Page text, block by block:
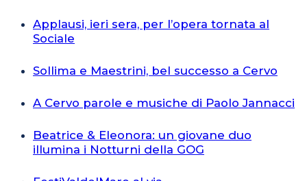
Applausi, ieri sera, per l’opera tornata al
Sociale
Sollima e Maestrini, bel successo a Cervo
A Cervo parole e musiche di Paolo Jannacci
Beatrice & Eleonora: un giovane duo
illumina i Notturni della GOG